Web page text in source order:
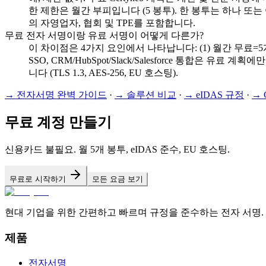
한 제한은 월간 부피입니다 (5 봉투). 한 봉투는 하나 또
의 자영업자, 협회 및 TPE를 포함합니다.
무료 전자 서명이랑 유료 서명이 어떻게 다른가?
이 차이점은 4가지 요인에서 나타납니다: (1) 월간 무료
SSO, CRM/HubSpot/Slack/Salesforce 통합은 유료 계획
니다 (TLS 1.3, AES-256, EU 호스팅).
→ 전자서명 완벽 가이드 · → 솔루션 비교 · → eIDAS 규정 · →
무료 계정 만들기
신용카드 불필요. 월 5개 봉투, eIDAS 준수, EU 호스팅.
무료로 시작하기 모든 요금 보기
현대 기업을 위한 간편하고 빠르며 규정을 준수하는 전자 서명.
제품
전자서명